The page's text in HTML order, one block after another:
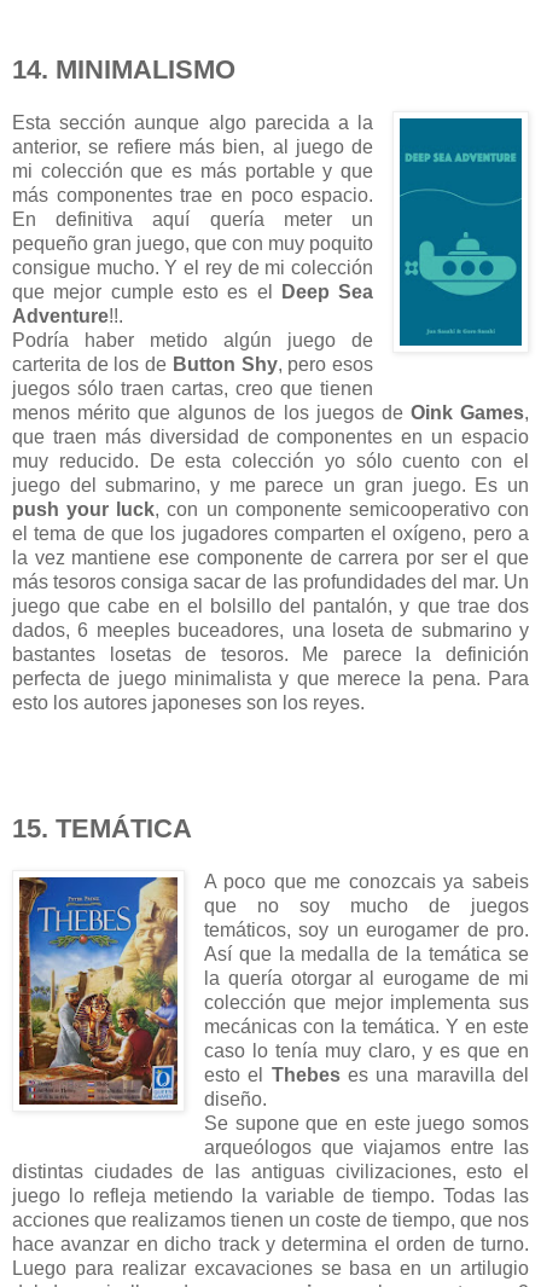
14. MINIMALISMO
Esta sección aunque algo parecida a la
anterior, se refiere más bien, al juego de
mi colección que es más portable y que
más componentes trae en poco espacio.
En definitiva aquí quería meter un
pequeño gran juego, que con muy poquito
consigue mucho. Y el rey de mi colección
que mejor cumple esto es el
Deep Sea
Adventure!!.
Podría haber metido algún juego de
carterita de los de Button Shy, pero esos
juegos sólo traen cartas, creo que tienen
menos mérito que algunos de los juegos de Oink Games,
que traen más diversidad de componentes en un espacio
muy reducido. De esta colección yo sólo cuento con el
juego del submarino, y me parece un gran juego. Es un
push your luck, con un componente semicooperativo con
el tema de que los jugadores comparten el oxígeno, pero a
la vez mantiene ese componente de carrera por ser el que
más tesoros consiga sacar de las profundidades del mar. Un
juego que cabe en el bolsillo del pantalón, y que trae dos
dados, 6 meeples buceadores, una loseta de submarino y
bastantes losetas de tesoros. Me parece la definición
perfecta de juego minimalista y que merece la pena. Para
esto los autores japoneses son los reyes.
15. TEMÁTICA
A poco que me conozcais ya sabeis
que no soy mucho de juegos
temáticos, soy un eurogamer de pro.
Así que la medalla de la temática se
la quería otorgar al eurogame de mi
colección que mejor implementa sus
mecánicas con la temática. Y en este
caso lo tenía muy claro, y es que en
esto el Thebeses una maravilla del
diseño.
Se supone que en este juego somos
arqueólogos que viajamos entre las
distintas ciudades de las antiguas civilizaciones, esto el
juego lo refleja metiendo la variable de tiempo. Todas las
acciones que realizamos tienen un coste de tiempo, que nos
hace avanzar en dicho track y determina el orden de turno.
Luego para realizar excavaciones se basa en un artilugio